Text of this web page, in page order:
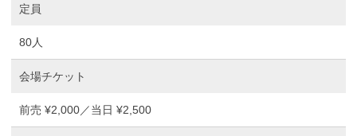
定員
80人
会場チケット
前売 ¥2,000／当日 ¥2,500